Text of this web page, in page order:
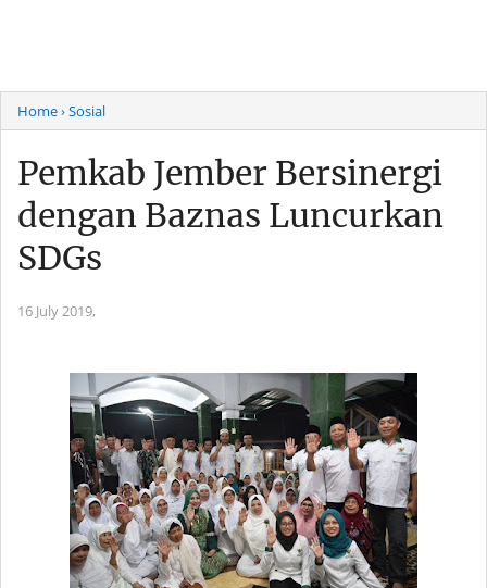
Home› Sosial
Pemkab Jember Bersinergi
dengan Baznas Luncurkan
SDGs
16 July 2019,